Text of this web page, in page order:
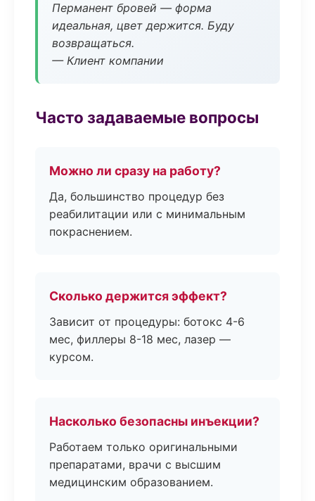
Перманент бровей — форма
идеальная, цвет держится. Буду
возвращаться.
— Клиент компании
Часто задаваемые вопросы
Можно ли сразу на работу?
Да, большинство процедур без
реабилитации или с минимальным
покраснением.
Сколько держится эффект?
Зависит от процедуры: ботокс 4-6
мес, филлеры 8-18 мес, лазер —
курсом.
Насколько безопасны инъекции?
Работаем только оригинальными
препаратами, врачи с высшим
медицинским образованием.